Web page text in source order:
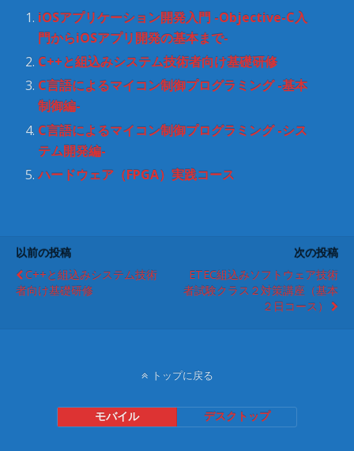
ン
ド
ウ
で
開
き
す
)
だ
さ
い
(
新
し
ウ
ィ
ウ
で
開
き
ま
す
iOSアプリケーション開発入門 -Objective-C入
門からiOSアプリ開発の基本まで-
C++と組込みシステム技術者向け基礎研修
C言語によるマイコン制御プログラミング -基本
制御編-
C言語によるマイコン制御プログラミング -シス
テム開発編-
ハードウェア（FPGA）実践コース
以前の投稿
C++と組込みシステム技術
者向け基礎研修
次の投稿
ETEC組込みソフトウェア技術
者試験クラス２対策講座（基本
２日コース）
トップに戻る
モバイル デスクトップ